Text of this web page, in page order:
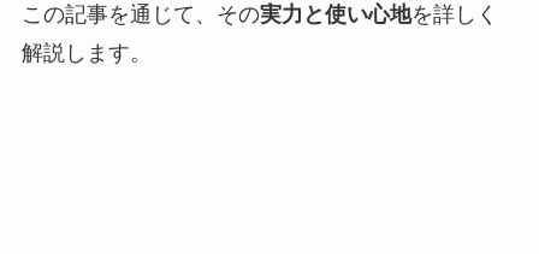
この記事を通じて、その実力と使い心地を詳しく
解説します。